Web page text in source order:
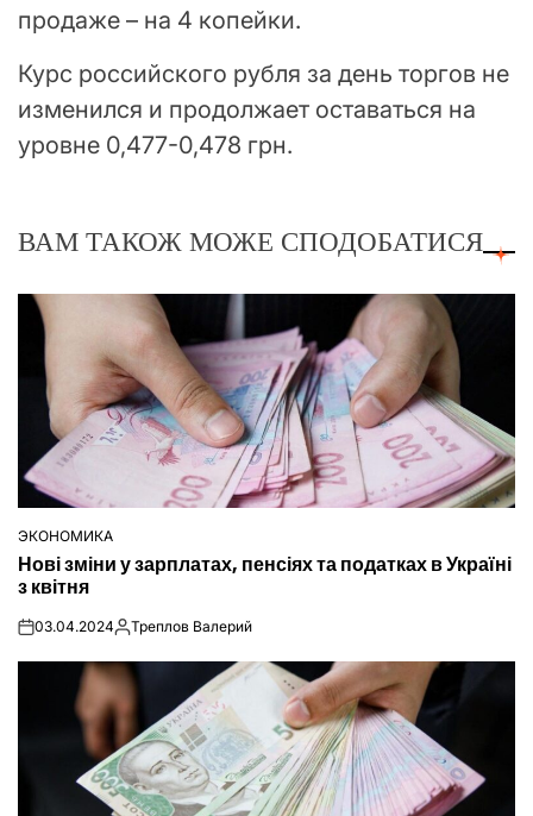
продаже – на 4 копейки.
Курс российского рубля за день торгов не
изменился и продолжает оставаться на
уровне 0,477-0,478 грн.
ВАМ ТАКОЖ МОЖЕ СПОДОБАТИСЯ
ОПУБЛІКУВАТИ
У
ЭКОНОМИКА
Нові зміни у зарплатах, пенсіях та податках в Україні
з квітня
on03.04.2024Опубліковано
Треплов Валерий